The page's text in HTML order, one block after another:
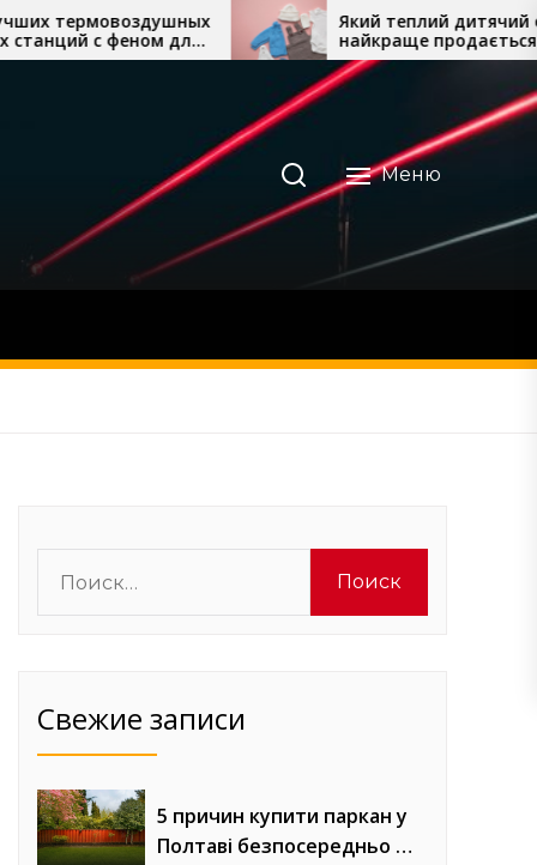
Який теплий дитячий одяг
найкраще продається восени
та взимку
Меню
Свежие записи
5 причин купити паркан у
Полтаві безпосередньо у